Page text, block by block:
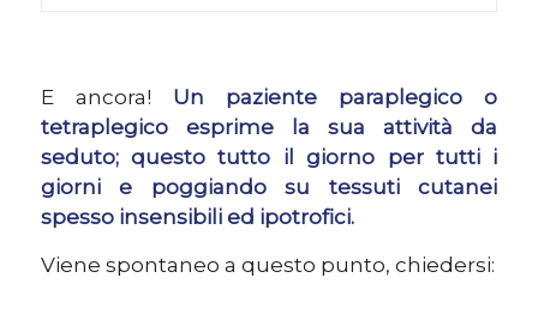
E ancora! Un paziente paraplegico o
tetraplegico esprime la sua attività da
seduto; questo tutto il giorno per tutti i
giorni e poggiando su tessuti cutanei
spesso insensibili ed ipotrofici.
Viene spontaneo a questo punto, chiedersi: